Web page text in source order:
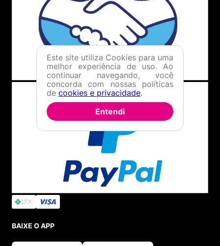
BAIXE O APP
Este site utiliza Cookies para uma
melhor experiência de uso. Ao
continuar navegando, você
concorda com nossas políticas
de cookies e privacidade.
Entendi